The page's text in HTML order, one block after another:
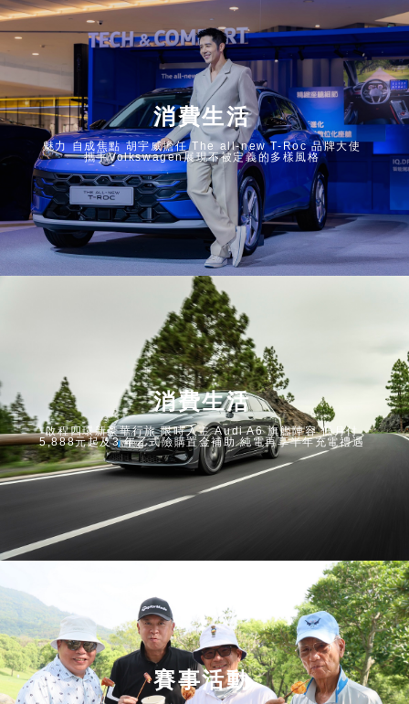
消費生活
魅力 自成焦點 胡宇威擔任 The all-new T-Roc 品牌大使
攜手Volkswagen展現不被定義的多樣風格
消費生活
啟程四環新豪華行旅 限時入主 Audi A6 旗艦陣容 低月付
5,888元起及3 年乙式險購置金補助 純電再享半年充電禮遇
賽事活動